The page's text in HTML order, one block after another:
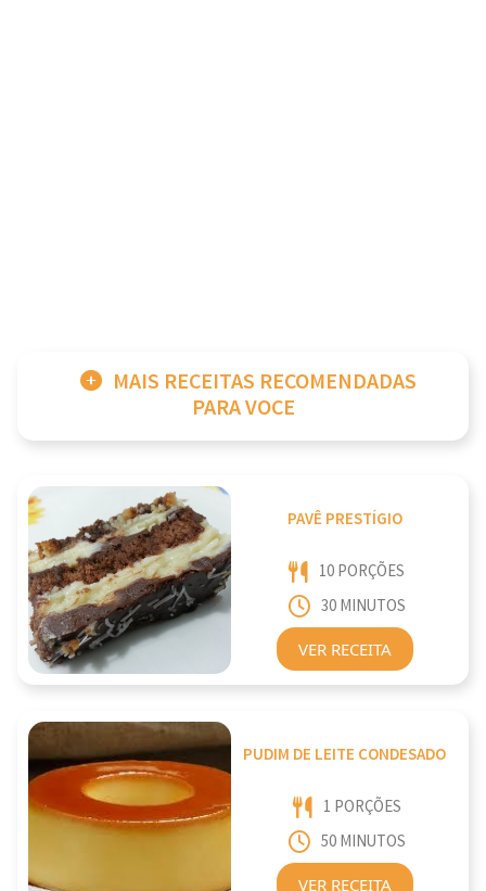
MAIS RECEITAS RECOMENDADAS
PARA VOCE
PAVÊ PRESTÍGIO
10 PORÇÕES
30 MINUTOS
VER RECEITA
PUDIM DE LEITE CONDESADO
1 PORÇÕES
50 MINUTOS
VER RECEITA